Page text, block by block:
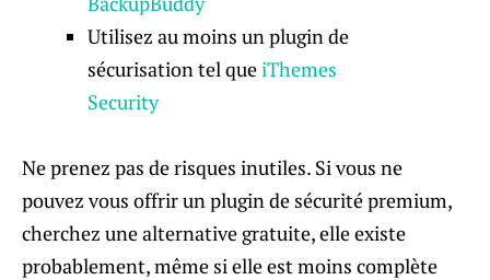
Utilisez au moins un plugin de
sécurisation tel queiThemes
Security
Ne prenez pas de risques inutiles. Si vous ne
pouvez vous offrir un plugin de sécurité premium,
cherchez une alternative gratuite, elle existe
probablement, même si elle est moins complète